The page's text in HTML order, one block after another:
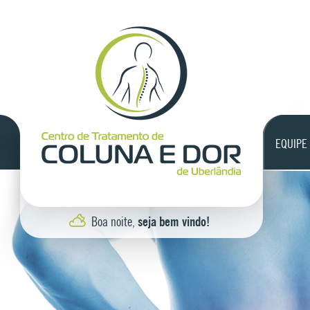
EQUIPE
Boa noite, seja bem vindo!